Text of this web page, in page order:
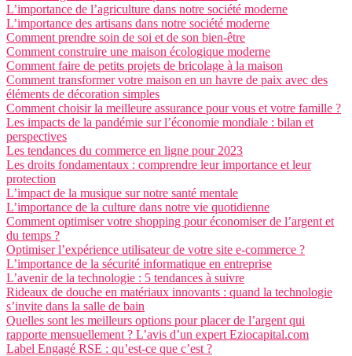
L’importance de l’agriculture dans notre société moderne
L’importance des artisans dans notre société moderne
Comment prendre soin de soi et de son bien-être
Comment construire une maison écologique moderne
Comment faire de petits projets de bricolage à la maison
Comment transformer votre maison en un havre de paix avec des
éléments de décoration simples
Comment choisir la meilleure assurance pour vous et votre famille ?
Les impacts de la pandémie sur l’économie mondiale : bilan et
perspectives
Les tendances du commerce en ligne pour 2023
Les droits fondamentaux : comprendre leur importance et leur
protection
L’impact de la musique sur notre santé mentale
L’importance de la culture dans notre vie quotidienne
Comment optimiser votre shopping pour économiser de l’argent et
du temps ?
Optimiser l’expérience utilisateur de votre site e-commerce ?
L’importance de la sécurité informatique en entreprise
L’avenir de la technologie : 5 tendances à suivre
Rideaux de douche en matériaux innovants : quand la technologie
s’invite dans la salle de bain
Quelles sont les meilleurs options pour placer de l’argent qui
rapporte mensuellement ? L’avis d’un expert Eziocapital.com
Label Engagé RSE : qu’est-ce que c’est ?